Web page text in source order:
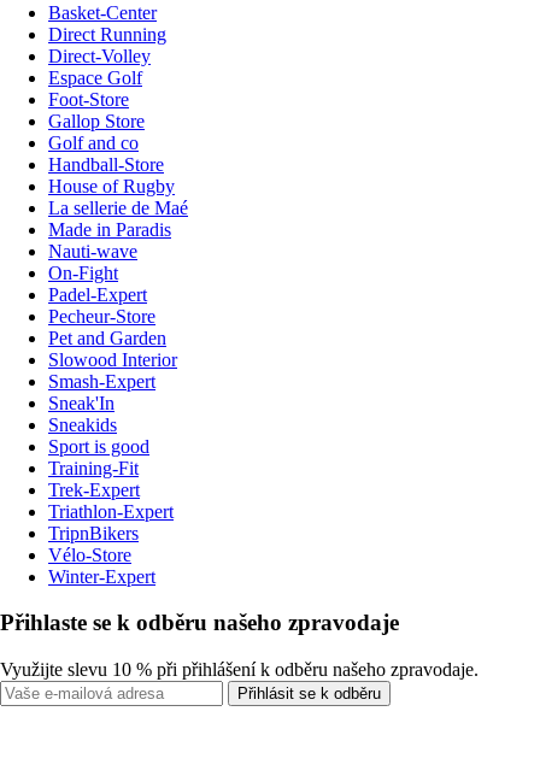
Basket-Center
Direct Running
Direct-Volley
Espace Golf
Foot-Store
Gallop Store
Golf and co
Handball-Store
House of Rugby
La sellerie de Maé
Made in Paradis
Nauti-wave
On-Fight
Padel-Expert
Pecheur-Store
Pet and Garden
Slowood Interior
Smash-Expert
Sneak'In
Sneakids
Sport is good
Training-Fit
Trek-Expert
Triathlon-Expert
TripnBikers
Vélo-Store
Winter-Expert
Přihlaste se k odběru našeho zpravodaje
Využijte slevu 10 % při přihlášení k odběru našeho zpravodaje.
Přihlásit se k odběru